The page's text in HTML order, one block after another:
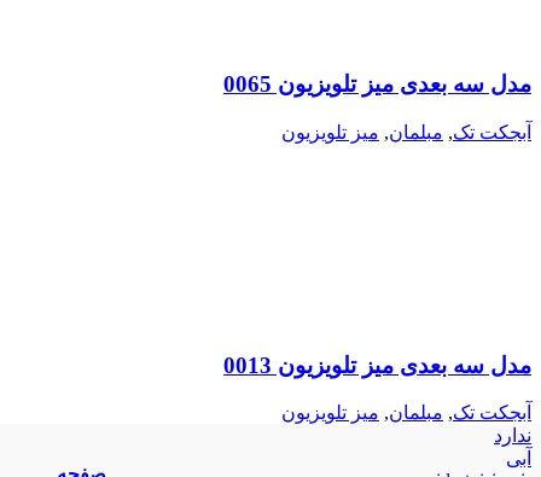
مدل سه بعدی میز تلویزیون 0065
آبجکت تک, مبلمان, میز تلویزیون
مدل سه بعدی میز تلویزیون 0013
آبجکت تک, مبلمان, میز تلویزیون
ندارد
آبی